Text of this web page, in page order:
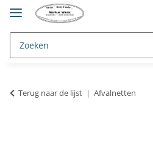
Terug naar de lijst Afvalnetten